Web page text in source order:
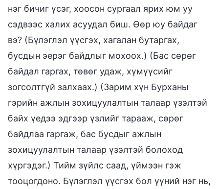
нэг бичиг үсэг, хоосон сургаал ярих юм уу
сэдвээс халих асуудал биш. Өөр юу байдаг
вэ? (Бүлэглэл үүсгэх, хагалан бутаргах,
бусдын эерэг байдлыг мохоох.) (Бас сөрөг
байдал гаргах, төвөг удаж, хүмүүсийг
зогсолтгүй залхаах.) (Зарим хүн Бурханы
гэрийн ажлын зохицуулалтын талаар үзэлтэй
байх үедээ эдгээр үзлийг тарааж, сөрөг
байдлаа гаргаж, бас бусдыг ажлын
зохицуулалтын талаар үзэлтэй болоход
хүргэдэг.) Тийм зүйлс саад, үймээн гэж
тооцогдоно. Бүлэглэл үүсгэх бол үүний нэг нь,